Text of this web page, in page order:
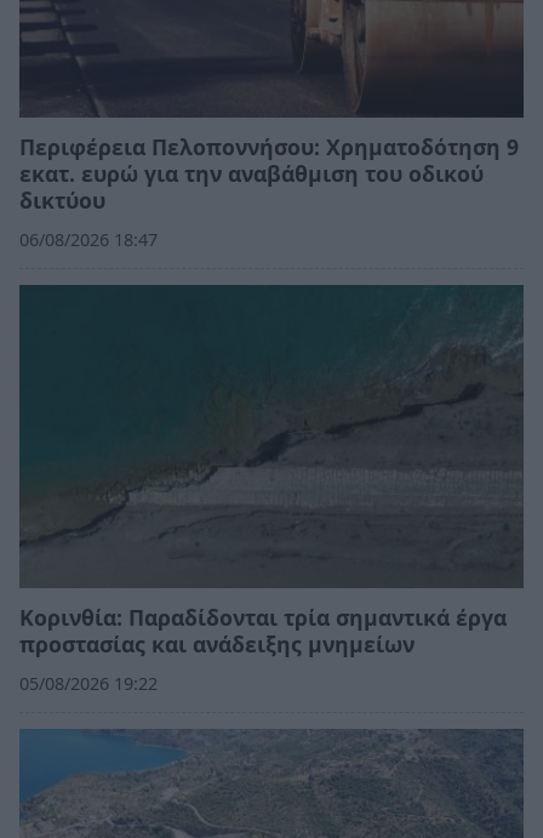
Περιφέρεια Πελοποννήσου: Χρηματοδότηση 9
εκατ. ευρώ για την αναβάθμιση του οδικού
δικτύου
06/08/2026 18:47
Κορινθία: Παραδίδονται τρία σημαντικά έργα
προστασίας και ανάδειξης μνημείων
05/08/2026 19:22